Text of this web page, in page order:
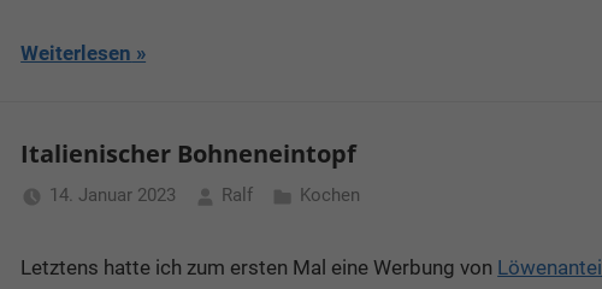
Weiterlesen
Italienischer Bohneneintopf
14. Januar 2023 Ralf Kochen
Letztens hatte ich zum ersten Mal eine Werbung von Löwenanteil